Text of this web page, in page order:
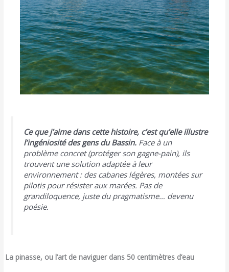
Ce que j’aime dans cette histoire, c’est qu’elle illustre
l’ingéniosité des gens du Bassin. Face à un
problème concret (protéger son gagne-pain), ils
trouvent une solution adaptée à leur
environnement : des cabanes légères, montées sur
pilotis pour résister aux marées. Pas de
grandiloquence, juste du pragmatisme… devenu
poésie.
La pinasse, ou l’art de naviguer dans 50 centimètres d’eau